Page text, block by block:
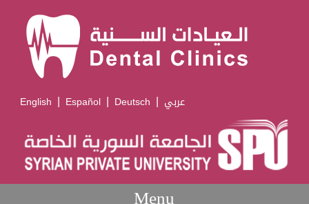
English | Español | Deutsch | عربي
Menu